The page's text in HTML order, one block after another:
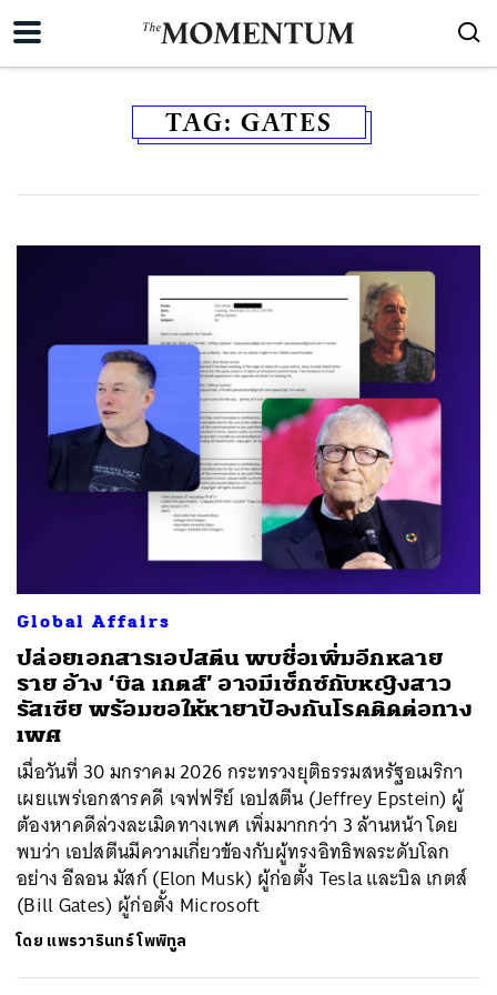
TAG: GATES
Global Affairs
ปล่อยเอกสารเอปสตีน พบชื่อเพิ่มอีกหลาย
ราย อ้าง ‘บิล เกตส์’ อาจมีเซ็กซ์กับหญิงสาว
รัสเซีย พร้อมขอให้หายาป้องกันโรคติดต่อทาง
เพศ
เมื่อวันที่ 30 มกราคม 2026 กระทรวงยุติธรรมสหรัฐอเมริกา
เผยแพร่เอกสารคดี เจฟฟรีย์ เอปสตีน (Jeffrey Epstein) ผู้
ต้องหาคดีล่วงละเมิดทางเพศ เพิ่มมากกว่า 3 ล้านหน้า โดย
พบว่า เอปสตีนมีความเกี่ยวข้องกับผู้ทรงอิทธิพลระดับโลก
อย่าง อีลอน มัสก์ (Elon Musk) ผู้ก่อตั้ง Tesla และบิล เกตส์
(Bill Gates) ผู้ก่อตั้ง Microsoft
โดย แพรวารินทร์ โพพิทูล
ค้นหา
LINE EMAIL